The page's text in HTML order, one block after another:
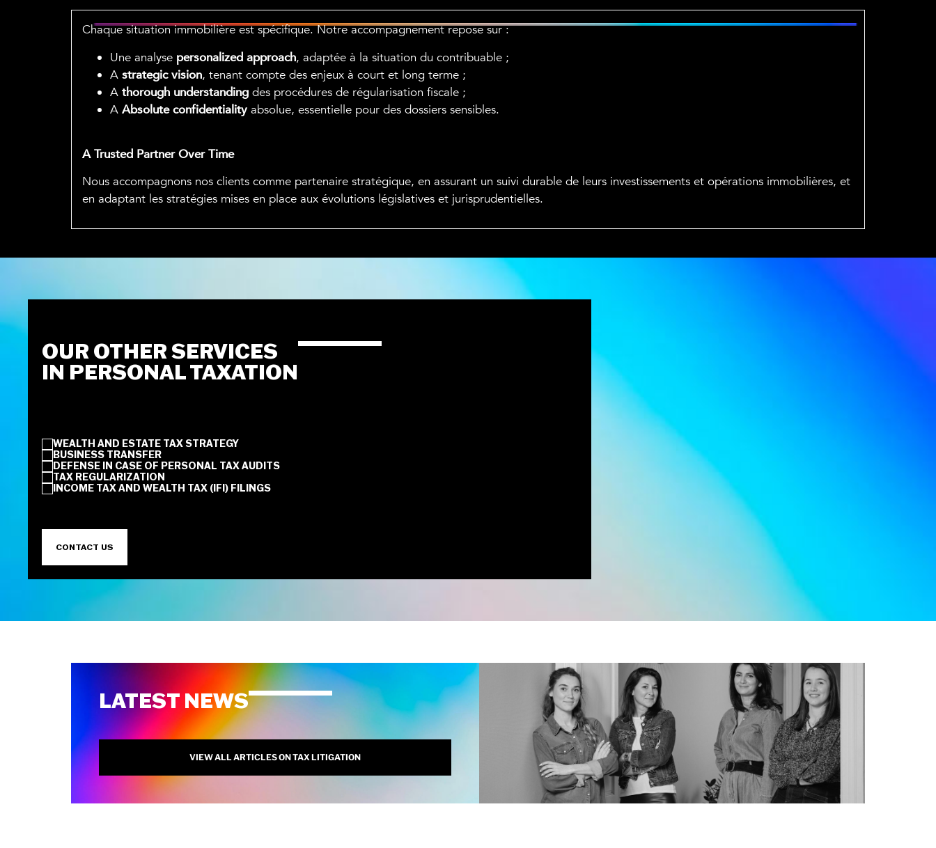
Chaque situation immobilière est spécifique. Notre accompagnement repose sur :
Une analyse personalized approach, adaptée à la situation du contribuable ;
A strategic vision, tenant compte des enjeux à court et long terme ;
A thorough understanding des procédures de régularisation fiscale ;
A Absolute confidentiality absolue, essentielle pour des dossiers sensibles.
A Trusted Partner Over Time
Nous accompagnons nos clients comme partenaire stratégique, en assurant un suivi durable de leurs investissements et opérations immobilières, et
en adaptant les stratégies mises en place aux évolutions législatives et jurisprudentielles.
OUR OTHER SERVICES
IN PERSONAL TAXATION
WEALTH AND ESTATE TAX STRATEGY
BUSINESS TRANSFER
DEFENSE IN CASE OF PERSONAL TAX AUDITS
TAX REGULARIZATION
INCOME TAX AND WEALTH TAX (IFI) FILINGS
CONTACT US
LATEST NEWS
VIEW ALL ARTICLES ON TAX LITIGATION